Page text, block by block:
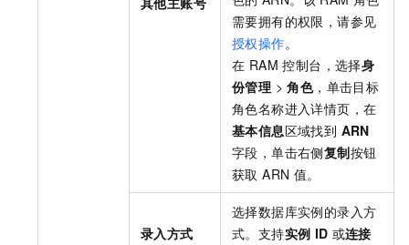
需要拥有的权限，请参见
授权操作。
在 RAM 控制台，选择身
份管理 >角色，单击目标
角色名称进入详情页，在
基本信息区域找到 ARN
字段，单击右侧复制按钮
获取 ARN 值。
录入方式
选择数据库实例的录入方
式。支持实例 ID 或连接